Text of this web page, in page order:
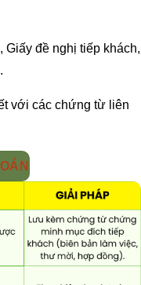
Giấy đề nghị tiếp khách,
với các chứng từ liên